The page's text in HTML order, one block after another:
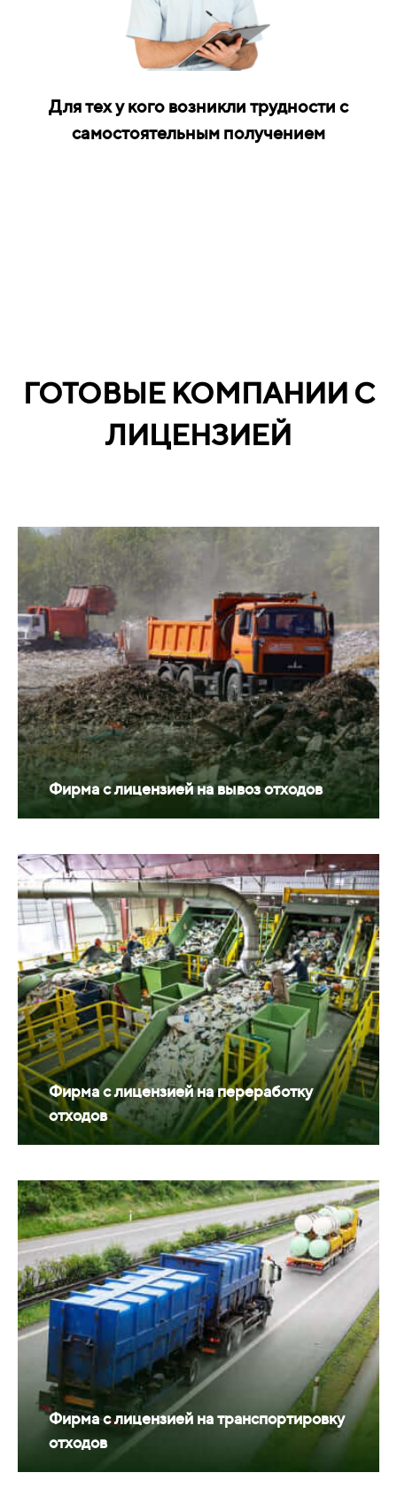
Для тех у кого возникли трудности с
самостоятельным получением
ГОТОВЫЕ КОМПАНИИ С
ЛИЦЕНЗИЕЙ
Фирма с лицензией на вывоз отходов
Фирма с лицензией на переработку
отходов
Фирма с лицензией на транспортировку
отходов